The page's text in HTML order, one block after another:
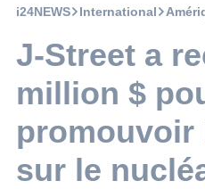
i24NEWS International
J-Street a
million $
promouvoir
sur le